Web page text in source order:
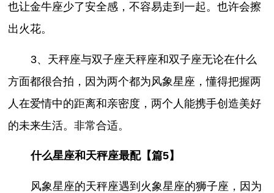
也让金牛座少了安全感，不容易走到一起。也许会擦
出火花。
3、天秤座与双子座天秤座和双子座无论在什么
方面都很合拍，因为两个都为风象星座，懂得把握两
人在爱情中的距离和亲密度，两个人能携手创造美好
的未来生活。非常合适。
什么星座和天秤座最配【篇5】
风象星座的天秤座遇到火象星座的狮子座，因为